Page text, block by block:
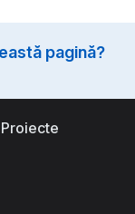
pagină?